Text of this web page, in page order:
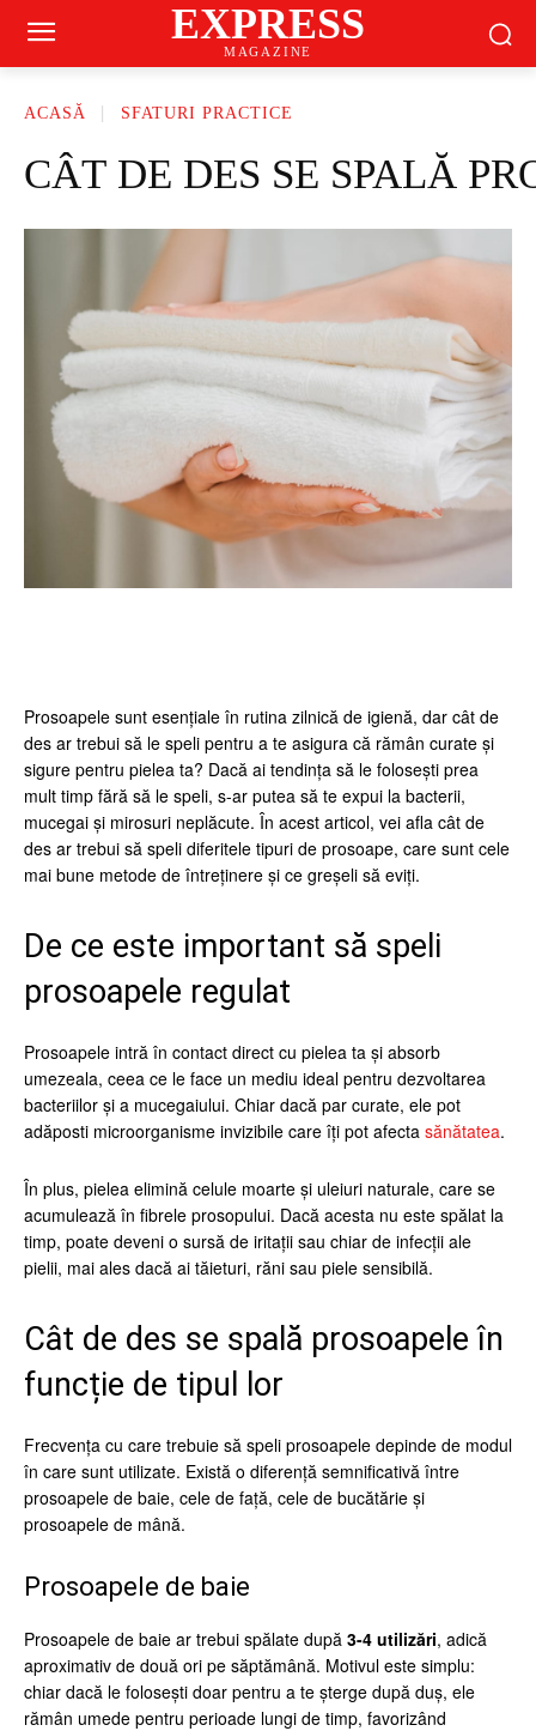
EXPRESS
MAGAZINE
ACASĂ SFATURI PRACTICE
CÂT DE DES SE SPALĂ
Prosoapele sunt esențiale în rutina zilnică de igienă, dar cât de
des ar trebui să le speli pentru a te asigura că rămân curate și
sigure pentru pielea ta? Dacă ai tendința să le folosești prea
mult timp fără să le speli, s-ar putea să te expui la bacterii,
mucegai și mirosuri neplăcute. În acest articol, vei afla cât de
des ar trebui să speli diferitele tipuri de prosoape, care sunt cele
mai bune metode de întreținere și ce greșeli să eviți.
De ce este important să speli
prosoapele regulat
Prosoapele intră în contact direct cu pielea ta și absorb
umezeala, ceea ce le face un mediu ideal pentru dezvoltarea
bacteriilor și a mucegaiului. Chiar dacă par curate, ele pot
adăposti microorganisme invizibile care îți pot afecta sănătatea.
În plus, pielea elimină celule moarte și uleiuri naturale, care se
acumulează în fibrele prosopului. Dacă acesta nu este spălat la
timp, poate deveni o sursă de iritații sau chiar de infecții ale
pielii, mai ales dacă ai tăieturi, răni sau piele sensibilă.
Cât de des se spală prosoapele în
funcție de tipul lor
Frecvența cu care trebuie să speli prosoapele depinde de modul
în care sunt utilizate. Există o diferență semnificativă între
prosoapele de baie, cele de față, cele de bucătărie și
prosoapele de mână.
Prosoapele de baie
Prosoapele de baie ar trebui spălate după 3-4 utilizări, adică
aproximativ de două ori pe săptămână. Motivul este simplu:
chiar dacă le folosești doar pentru a te șterge după duș, ele
rămân umede pentru perioade lungi de timp, favorizând